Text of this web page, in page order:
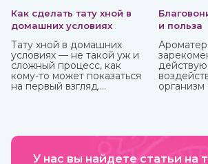
Как сделать тату хной в
домашних условиях
Тату хной в домашних
условиях — не такой уж и
сложный процесс, как
кому-то может показаться
на первый взгляд.
модного, стильного и
тату хной, вы можете узнать
и польза
организм
разные
У нас вы найдете статьи на